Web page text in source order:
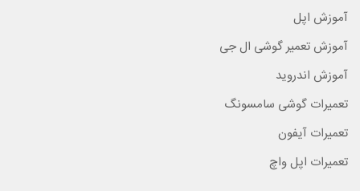
آموزش اپل
آموزش تعمیر گوشی ال جی
آموزش اندروید
تعمیرات گوشی سامسونگ
تعمیرات آیفون
تعمیرات اپل واچ